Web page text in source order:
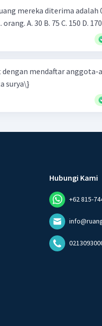
mereka diterima adalah
A. 30 B. 75 C. 150 D. 170
mendaftar anggota-
surya\}
Hubungi Kami
+62 815-